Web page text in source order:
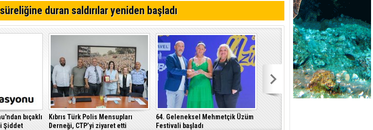
ihtiyaç var
itibaren Cumartesi gününe kadar sabahları yer yer sis olacak
Fest 2026 İçin Geri Sayım Başladı
duran saldırılar yeniden başladı
bıçaklı
Şiddet
Kıbrıs Türk Polis Mensupları
Derneği, CTP’yi ziyaret etti
64. Geleneksel Mehmetçik Üzüm
Festivali başladı